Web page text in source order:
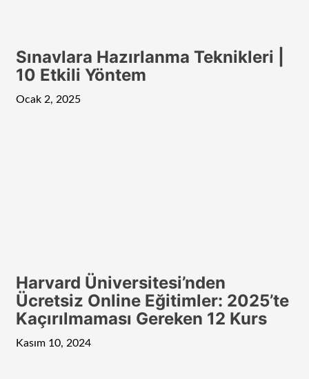
Sınavlara Hazırlanma Teknikleri |
10 Etkili Yöntem
Ocak 2, 2025
Harvard Üniversitesi’nden
Ücretsiz Online Eğitimler: 2025’te
Kaçırılmaması Gereken 12 Kurs
Kasım 10, 2024